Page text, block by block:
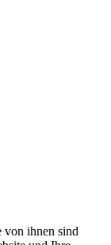
von ihnen sind